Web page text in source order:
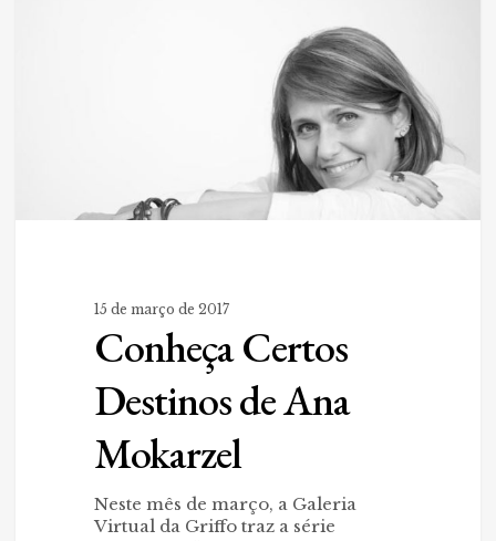
15 de março de 2017
Conheça Certos
Destinos de Ana
Mokarzel
Neste mês de março, a Galeria
Virtual da Griffo traz a série